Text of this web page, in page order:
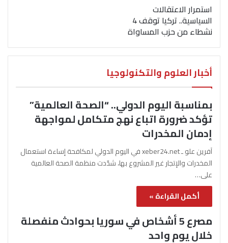
استمرار الاعتقالات
السياسية.. تركيا توقف 4
نشطاء من حزب المساواة
أخبار العلوم والتكنولوجيا
بمناسبة اليوم الدولي.. “الصحة العالمية”
تؤكد ضرورة اتباع نهج متكامل لمواجهة
إدمان المخدرات
آفرين علو ـ xeber24.net في اليوم الدولي لمكافحة إساءة استعمال
المخدرات والإتجار غير المشروع بها، شدّدت منظمة الصحة العالمية
على…
أكمل القراءة »
مصرع 5 أشخاص في سوريا بحوادث منفصلة
خلال يوم واحد